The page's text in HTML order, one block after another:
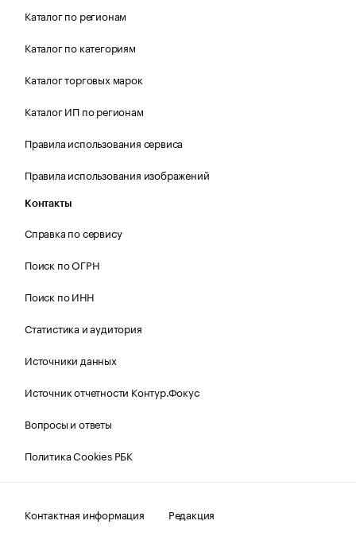
Каталог по регионам
Каталог по категориям
Каталог торговых марок
Каталог ИП по регионам
Правила использования сервиса
Правила использования изображений
Контакты
Справка по сервису
Поиск по ОГРН
Поиск по ИНН
Статистика и аудитория
Источники данных
Источник отчетности Контур.Фокус
Вопросы и ответы
Политика Cookies РБК
Контактная информация
Редакция